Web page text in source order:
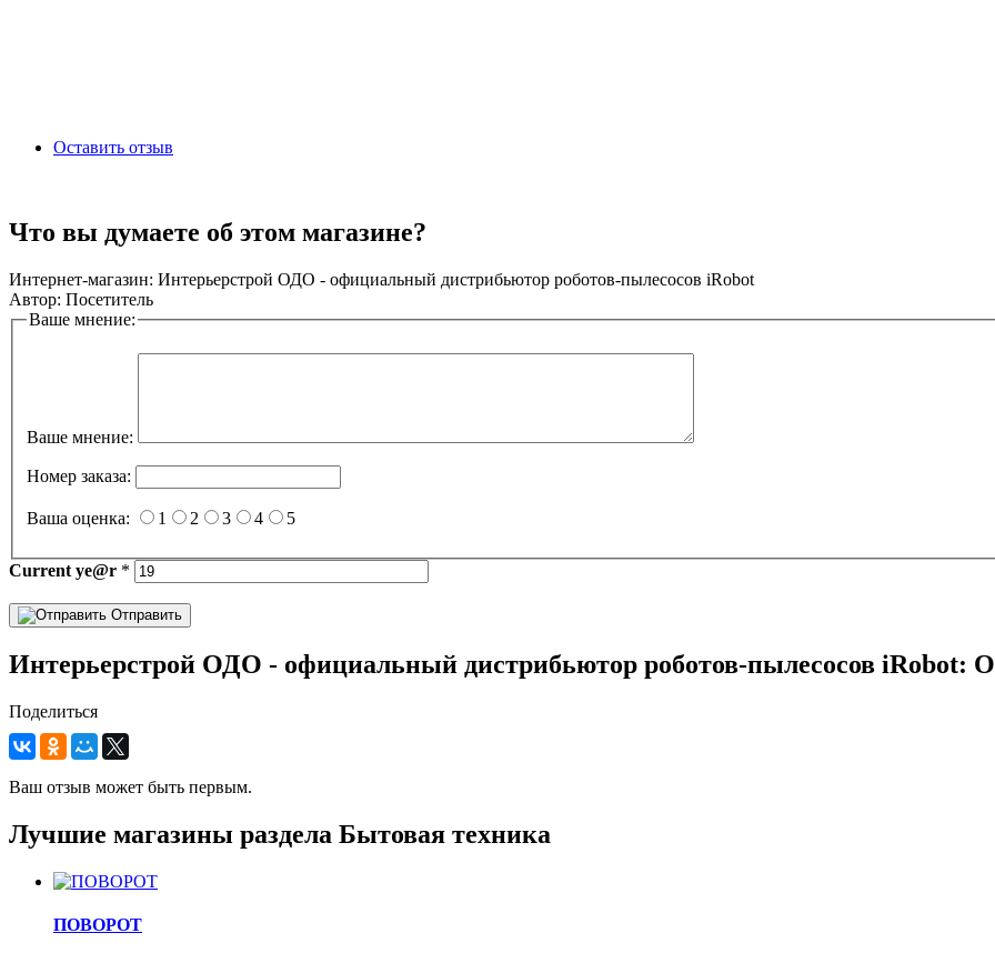
Оставить отзыв
Что вы думаете об этом магазине?
Интернет-магазин: Интерьерстрой ОДО - официальный дистрибьютор роботов-пылесосов iRobot
Автор: Посетитель
Ваше мнение:
Ваше мнение:
Номер заказа:
Ваша оценка: 1 2 3 4 5
Current ye@r *
Отправить
Интерьерстрой ОДО - официальный дистрибьютор роботов-пылесосов iRobot:
Поделиться
Ваш отзыв может быть первым.
Лучшие магазины раздела Бытовая техника
ПОВОРОТ